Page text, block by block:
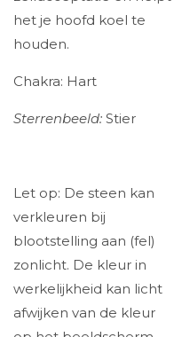
het je hoofd koel te
houden.
Chakra: Hart
Sterrenbeeld: Stier
Let op: De steen kan
verkleuren bij
blootstelling aan (fel)
zonlicht. De kleur in
werkelijkheid kan licht
afwijken van de kleur